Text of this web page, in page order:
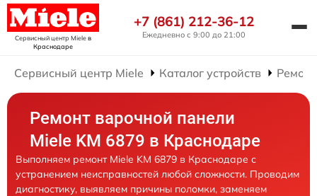
Сервисный центр Mieleв
Краснодаре
+7 (861) 212-36-12
Ежедневно с 9:00 до 21:00
Сервисный центр Miele Каталог устройств
Ремонт варочной панели
Miele KM 6879 в Краснодаре
Выполняем ремонт Miele KM 6879 в Краснодаре с
устранением неисправностей любой сложности. Проводим
диагностику, выявляем причины поломки, заменяем